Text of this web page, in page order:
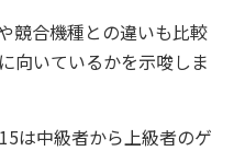
競合機種との違いも比較
向いているかを示唆しま
は中級者から上級者のゲ